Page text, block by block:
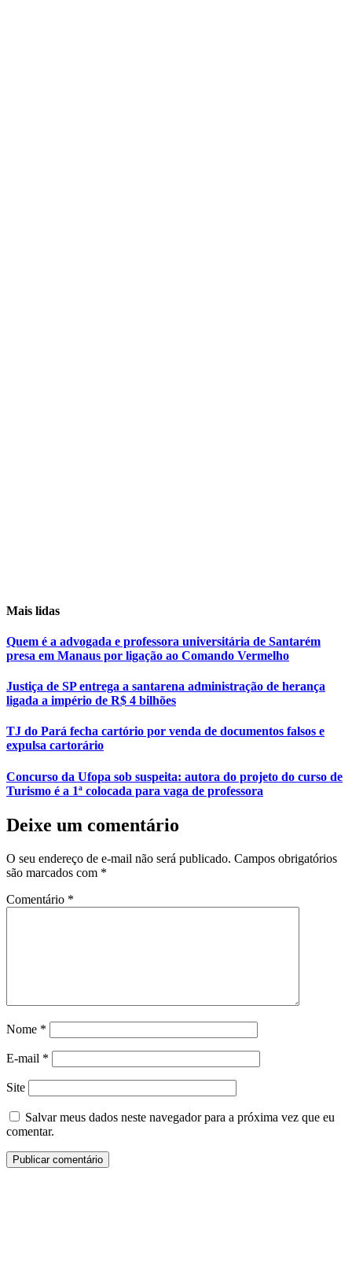
Mais lidas
Quem é a advogada e professora universitária de Santarém
presa em Manaus por ligação ao Comando Vermelho
Justiça de SP entrega a santarena administração de herança
ligada a império de R$ 4 bilhões
TJ do Pará fecha cartório por venda de documentos falsos e
expulsa cartorário
Concurso da Ufopa sob suspeita: autora do projeto do curso de
Turismo é a 1ª colocada para vaga de professora
Deixe um comentário
O seu endereço de e-mail não será publicado. Campos obrigatórios
são marcados com *
Comentário *
Nome *
E-mail *
Site
Salvar meus dados neste navegador para a próxima vez que eu
comentar.